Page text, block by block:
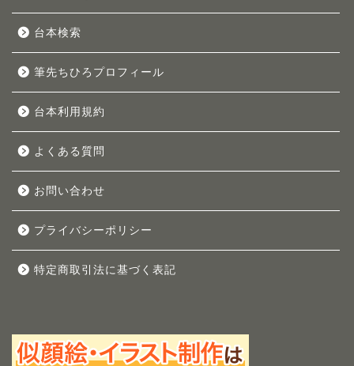
台本検索
筆先ちひろプロフィール
台本利用規約
よくある質問
お問い合わせ
プライバシーポリシー
特定商取引法に基づく表記